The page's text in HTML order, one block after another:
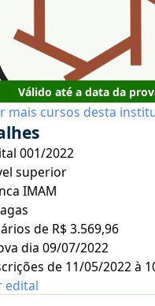
Válido até a data da
mais cursos desta
001/2022
superior
IMAM
de R$ 3.569,96
dia 09/07/2022
de 11/05/2022 à
edital